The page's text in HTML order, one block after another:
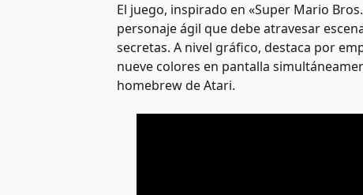
El juego, inspirado en «Super Mario
personaje ágil que debe atravesar
secretas. A nivel gráfico, destaca por
nueve colores en pantalla
homebrew de Atari.